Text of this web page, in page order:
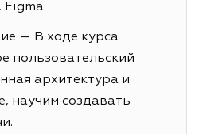
Figma.
— В ходе курса
пользовательский
архитектура и
научим создавать